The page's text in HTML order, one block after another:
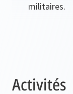
militaires.
Activités